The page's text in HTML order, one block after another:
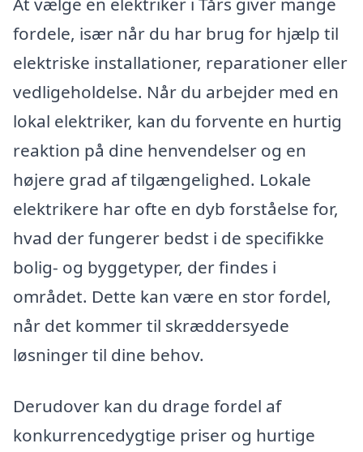
fordele, især når du har brug for hjælp til
elektriske installationer, reparationer eller
vedligeholdelse. Når du arbejder med en
lokal elektriker, kan du forvente en hurtig
reaktion på dine henvendelser og en
højere grad af tilgængelighed. Lokale
elektrikere har ofte en dyb forståelse for,
hvad der fungerer bedst i de specifikke
bolig- og byggetyper, der findes i
området. Dette kan være en stor fordel,
når det kommer til skræddersyede
løsninger til dine behov.
Derudover kan du drage fordel af
konkurrencedygtige priser og hurtige